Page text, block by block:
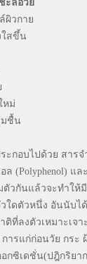
ะลอวัย
ผิวกาย
ใสขึ้น
หม่
มชื้น
ะกอบไปด้วย สาร
(Polyphenol) แล
ตัวกันแล้วจะทำให้
ใดตัวหนึ่ง อันนับไ
ที่ลงตัวเหมาะเจา
ารแก่ก่อนวัย กระ
กซิเดชั่น(ปฎิกริยา